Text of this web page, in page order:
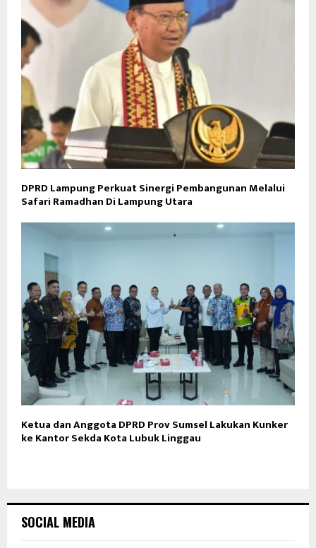
DPRD Lampung Perkuat Sinergi Pembangunan Melalui
Safari Ramadhan Di Lampung Utara
Ketua dan Anggota DPRD Prov Sumsel Lakukan Kunker
ke Kantor Sekda Kota Lubuk Linggau
SOCIAL MEDIA